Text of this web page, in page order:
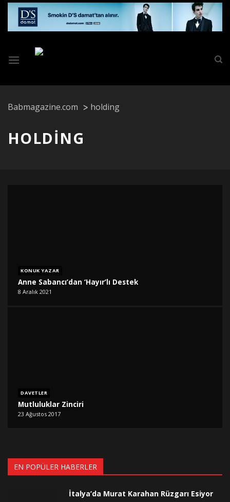
Skip
content
Babmagazine.com holding
HOLDING
KONUK YAZAR
Anne Sabancı’dan ‘Hayır’lı Destek
8 Aralık 2021
DAVETLER
Mutluluklar Zinciri
23 Ağustos 2017
EN POPÜLER HABERLER
İtalya’da Murat Karahan Rüzgarı Esiyor